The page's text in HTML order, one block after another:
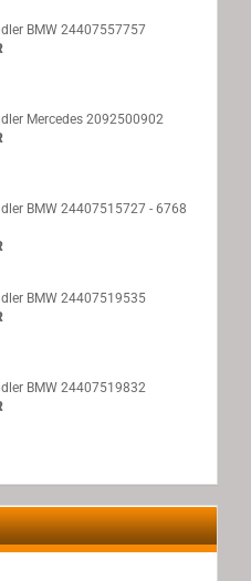
BMW 24407557757
Mercedes 2092500902
BMW 24407515727 - 6768
BMW 24407519535
BMW 24407519832